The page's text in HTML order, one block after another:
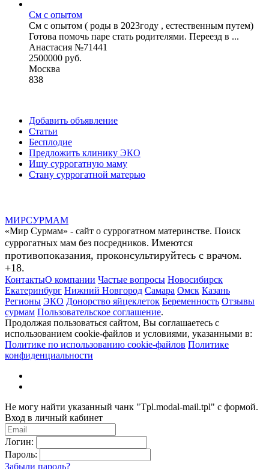
См с опытом
См с опытом ( роды в 2023году , естественным путем)
Готова помочь паре стать родителями. Переезд в ...
Анастасия №71441
2500000 руб.
Москва
838
Добавить объявление
Статьи
Бесплодие
Предложить клинику ЭКО
Ищу суррогатную маму
Стану суррогатной матерью
МИРСУРМАМ
«Мир Сурмам» - сайт о суррогатном материнстве. Поиск
суррогатных мам без посредников. Имеются
противопоказания, проконсультируйтесь с врачом.
+18.
КонтактыО компании Частые вопросы Новосибирск
Екатеринбург Нижний Новгород Самара Омск Казань
Регионы ЭКО Донорство яйцеклеток Беременность Отзывы
сурмам Пользовательское соглашение.
Продолжая пользоваться сайтом, Вы соглашаетесь с
использованием cookie-файлов и условиями, указанными в:
Политике по использованию cookie-файлов Политике
конфиденциальности
Не могу найти указанный чанк "Tpl.modal-mail.tpl" с формой.
Вход в личный кабинет
Логин:
Пароль:
Забыли пароль?